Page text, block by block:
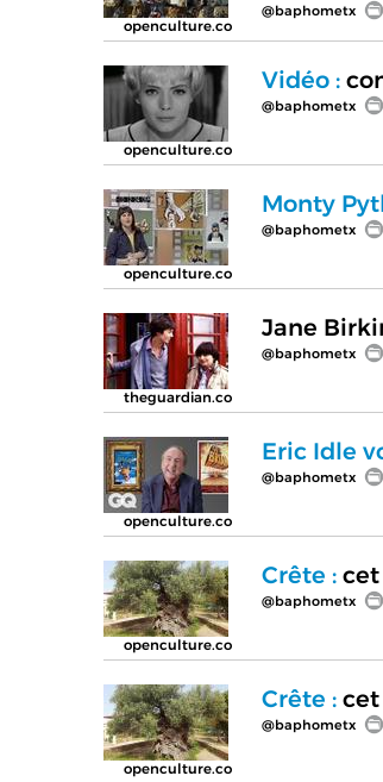
openculture.co
@baphometx
openculture.co
Vidéo :
@baphometx
openculture.co
Monty
@baphometx
theguardian.co
Jane
@baphometx
openculture.co
Eric Idle
@baphometx
openculture.co
Crête :cet
@baphometx
openculture.co
Crête :cet
@baphometx